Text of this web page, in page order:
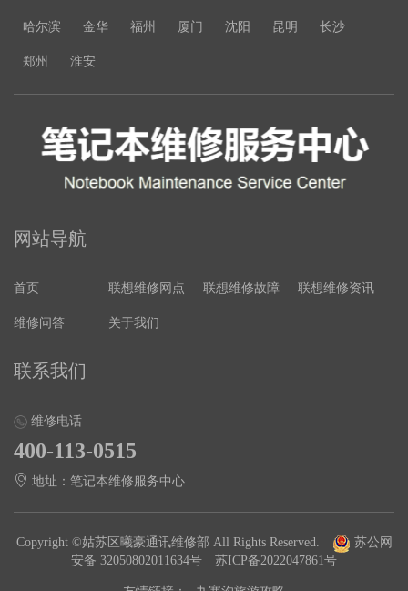
哈尔滨 金华 福州 厦门 沈阳 昆明 长沙
郑州 淮安
网站导航
首页 联想维修网点 联想维修故障 联想维修资讯
维修问答 关于我们
联系我们
维修电话
400-113-0515
地址：笔记本维修服务中心
Copyright ©姑苏区曦豪通讯维修部 All Rights Reserved.
苏公网
安备 32050802011634号
苏ICP备2022047861号